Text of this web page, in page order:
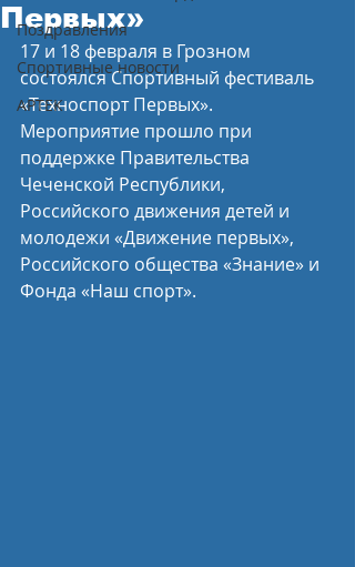
Поздравления
Спортивные новости
АРТЕК
Первых»
17 и 18 февраля в Грозном
состоялся Спортивный фестиваль
«Техноспорт Первых».
Мероприятие прошло при
поддержке Правительства
Чеченской Республики,
Российского движения детей и
молодежи «Движение первых»,
Российского общества «Знание» и
Фонда «Наш спорт».